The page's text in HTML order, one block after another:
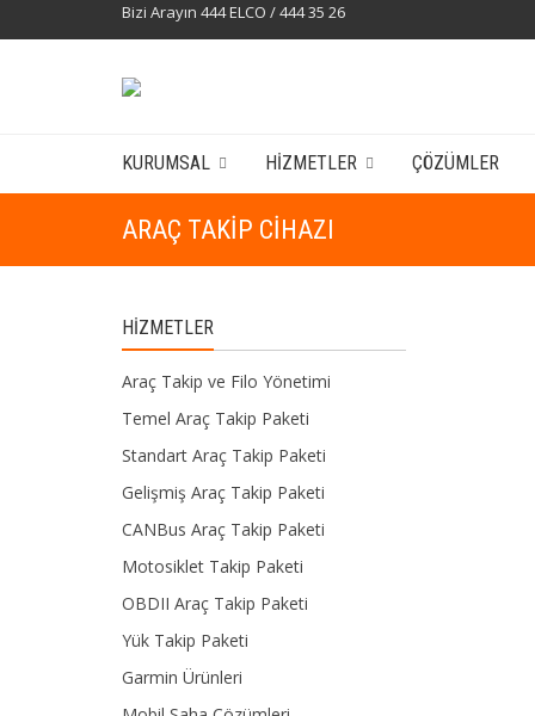
Bizi Arayın 444 ELCO / 444 35 26
KURUMSAL HIZMETLER ÇÖZÜMLER
ARAÇ TAKIP CIHAZI
HIZMETLER
Araç Takip ve Filo Yönetimi
Temel Araç Takip Paketi
Standart Araç Takip Paketi
Gelişmiş Araç Takip Paketi
CANBus Araç Takip Paketi
Motosiklet Takip Paketi
OBDII Araç Takip Paketi
Yük Takip Paketi
Garmin Ürünleri